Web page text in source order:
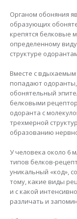
Органом обоняния
образующих
крепятся белковые
определенному
структуре
Вместе с
попадают
обонятельный
белковыми
одоранта с
трехмерной
образованию
У человека около 6
типов белков-
уникальный «код»,
тому, какие виды
и с какой
различать и